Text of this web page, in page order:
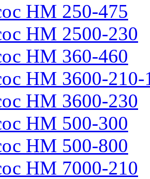
НМ 250-475
НМ 2500-230
НМ 360-460
НМ 3600-210-
НМ 3600-230
НМ 500-300
НМ 500-800
НМ 7000-210